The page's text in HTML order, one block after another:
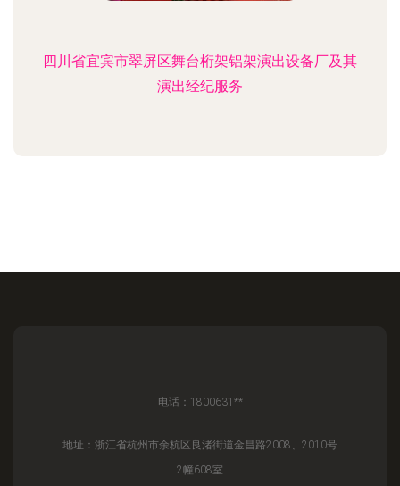
四川省宜宾市翠屏区舞台桁架铝架演出设备厂及其
演出经纪服务
电话：1800631**
地址：浙江省杭州市余杭区良渚街道金昌路2008、2010号
2幢608室